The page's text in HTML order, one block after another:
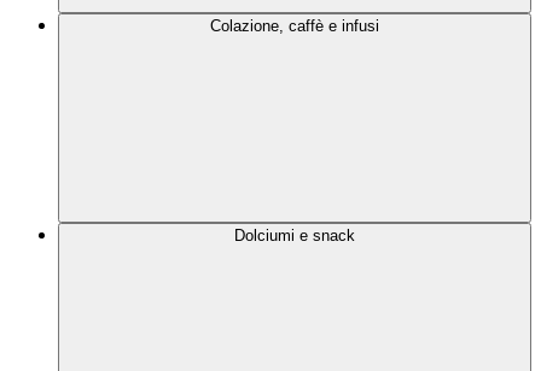
Colazione, caffè e infusi
Dolciumi e snack